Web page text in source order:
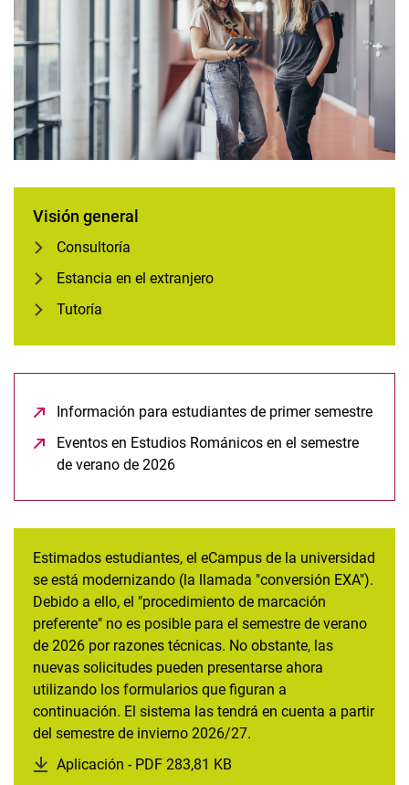
Visión general
Consultoría
Estancia en el extranjero
Tutoría
Información para estudiantes de primer semestre
Eventos en Estudios Románicos en el semestre
de verano de 2026
Estimados estudiantes, el eCampus de la universidad
se está modernizando (la llamada "conversión EXA").
Debido a ello, el "procedimiento de marcación
preferente" no es posible para el semestre de verano
de 2026 por razones técnicas. No obstante, las
nuevas solicitudes pueden presentarse ahora
utilizando los formularios que figuran a
continuación. El sistema las tendrá en cuenta a partir
del semestre de invierno 2026/27.
Aplicación - PDF 283,81 KB